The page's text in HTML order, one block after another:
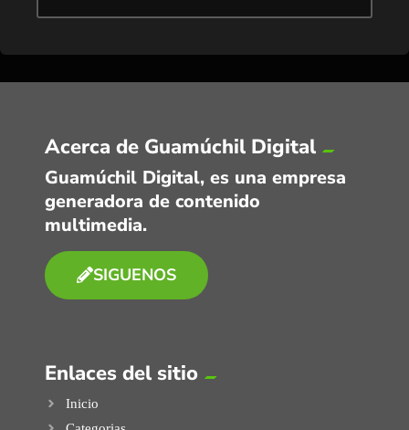
Acerca de Guamúchil Digital
Guamúchil Digital, es una empresa
generadora de contenido
multimedia.
SIGUENOS
Enlaces del sitio
Inicio